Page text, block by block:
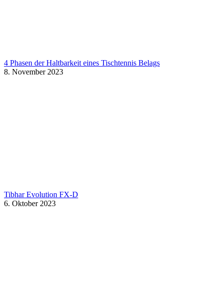
4 Phasen der Haltbarkeit eines Tischtennis Belags
8. November 2023
Tibhar Evolution FX-D
6. Oktober 2023